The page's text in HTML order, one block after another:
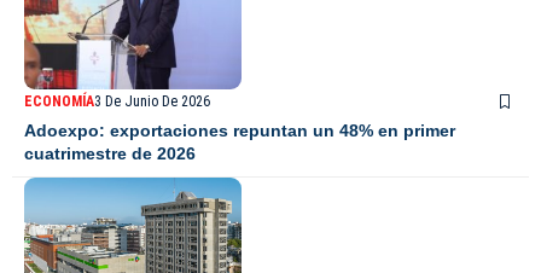
ECONOMÍA3 De Junio De 2026
Adoexpo: exportaciones repuntan un 48% en primer
cuatrimestre de 2026